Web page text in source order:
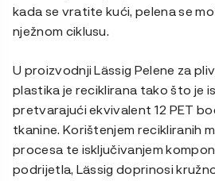
kada se vratite kući, pelena se
nježnom ciklusu.
U proizvodnji Lässig Pelene za
plastika je reciklirana tako što je
pretvarajući ekvivalent 12 PET
tkanine. Korištenjem recikliranih
procesa te isključivanjem
podrijetla, Lässig doprinosi